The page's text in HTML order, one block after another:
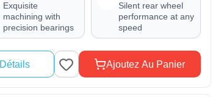
Exquisite
machining with
precision bearings
Silent rear wheel
performance at any
speed
Détails Ajoutez Au Panier